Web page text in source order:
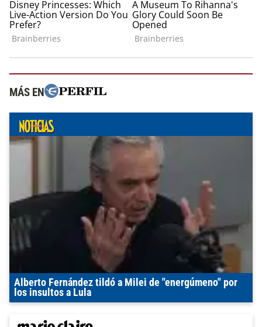
MÁS EN
Alberto Fernández tildó a Milei de "energúmeno" por
los insultos a Lula